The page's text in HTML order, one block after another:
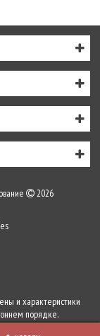
2026
и характеристики
порядке.
(495) 255-54-71, либо по